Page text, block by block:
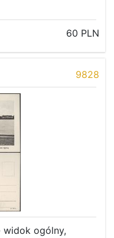
60 PLN
9828
widok ogólny,